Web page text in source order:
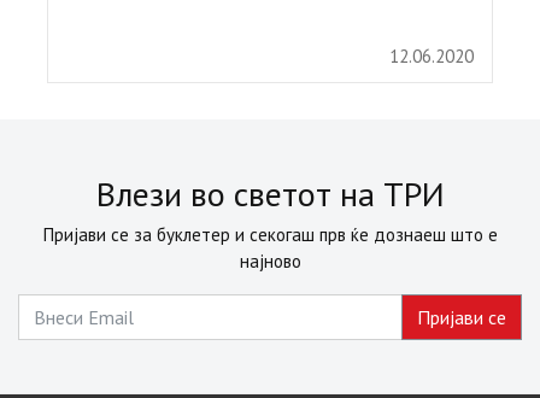
12.06.2020
Влези во светот на ТРИ
Пријави се за буклетер и секогаш прв ќе дознаеш што е
најново